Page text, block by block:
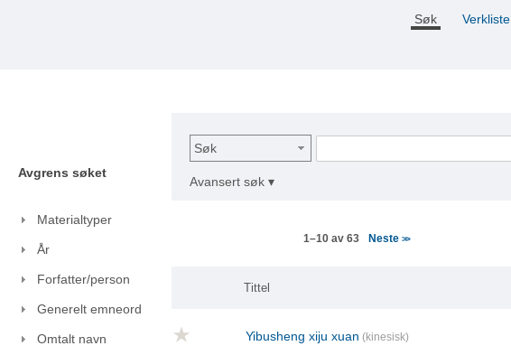
Søk Verkliste
Avgrens søket
Materialtyper
År
Forfatter/person
Generelt emneord
Omtalt navn
Søk
Avansert søk ▾
1–10 av 63 Neste>>
Tittel
Yibusheng xiju xuan (kinesisk)